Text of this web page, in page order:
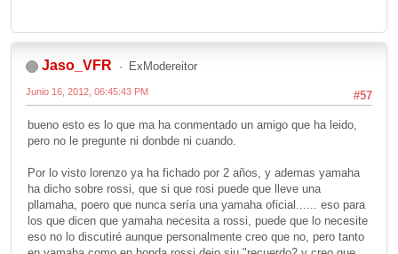
Jaso_VFR ExModereitor
#57
Junio 16, 2012, 06:45:43 PM
bueno esto es lo que ma ha conmentado un amigo que ha leido,
pero no le pregunte ni donbde ni cuando.
Por lo visto lorenzo ya ha fichado por 2 años, y ademas yamaha
ha dicho sobre rossi, que si que rosi puede que lleve una
pllamaha, poero que nunca sería una yamaha oficial...... eso para
los que dicen que yamaha necesita a rossi, puede que lo necesite
eso no lo discutiré aunque personalmente creo que no, pero tanto